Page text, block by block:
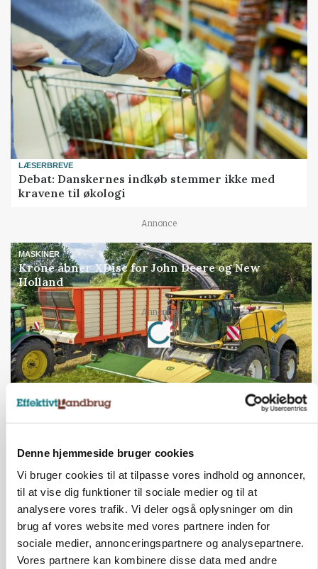
Denne hjemmeside bruger cookies
Vi bruger cookies til at tilpasse vores indhold og annoncer,
til at vise dig funktioner til sociale medier og til at
analysere vores trafik. Vi deler også oplysninger om din
brug af vores website med vores partnere inden for
sociale medier, annonceringspartnere og analysepartnere.
Vores partnere kan kombinere disse data med andre
LÆSERBREVE
Debat: Danskernes indkøb stemmer ikke med
kravene til økologi
Annonce
MASKINER
Krone åbner XDisc for John Deere og New
Holland
Annonce
Loading...
78ledige stillinger
Opret agent
Se alle jobs
Elevplads tilbydes ved Ringkøbing /
Trainee placement Ringkøbing
Grise